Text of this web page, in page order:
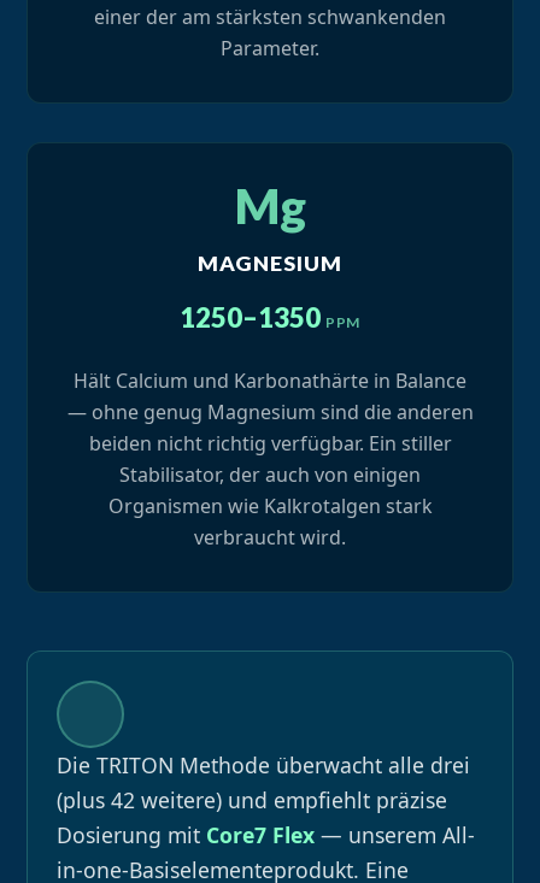
einer der am stärksten schwankenden
Parameter.
Mg
MAGNESIUM
1250–1350 PPM
Hält Calcium und Karbonathärte in Balance
— ohne genug Magnesium sind die anderen
beiden nicht richtig verfügbar. Ein stiller
Stabilisator, der auch von einigen
Organismen wie Kalkrotalgen stark
verbraucht wird.
Die TRITON Methode überwacht alle drei
(plus 42 weitere) und empfiehlt präzise
Dosierung mit Core7 Flex — unserem All-
in-one-Basiselementeprodukt. Eine